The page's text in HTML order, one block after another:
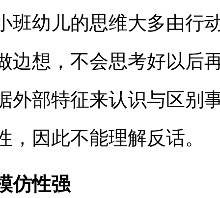
班幼儿的思维大多由行
边想，不会思考好以后
外部特征来认识与区别
，因此不能理解反话。
仿性强